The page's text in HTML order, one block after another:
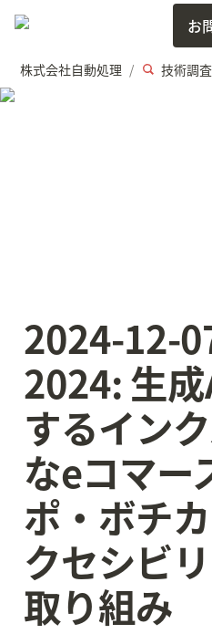
お
株式会社自動処理 / 技術調
2024-12-
2024: 生
するイン
なeコマー
ポ・ボチ
クセシビ
取り組み